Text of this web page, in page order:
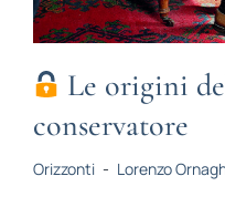
Le origini
conservatore
Orizzonti - Lorenzo